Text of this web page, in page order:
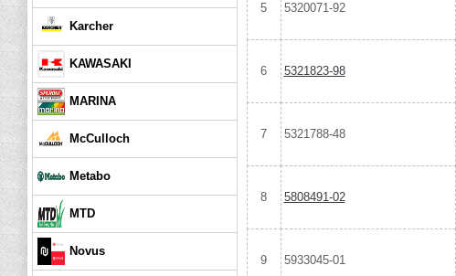
Karcher
KAWASAKI
MARINA
McCulloch
Metabo
MTD
Novus
5 5320071-92
6 5321823-98
7 5321788-48
8 5808491-02
9 5933045-01